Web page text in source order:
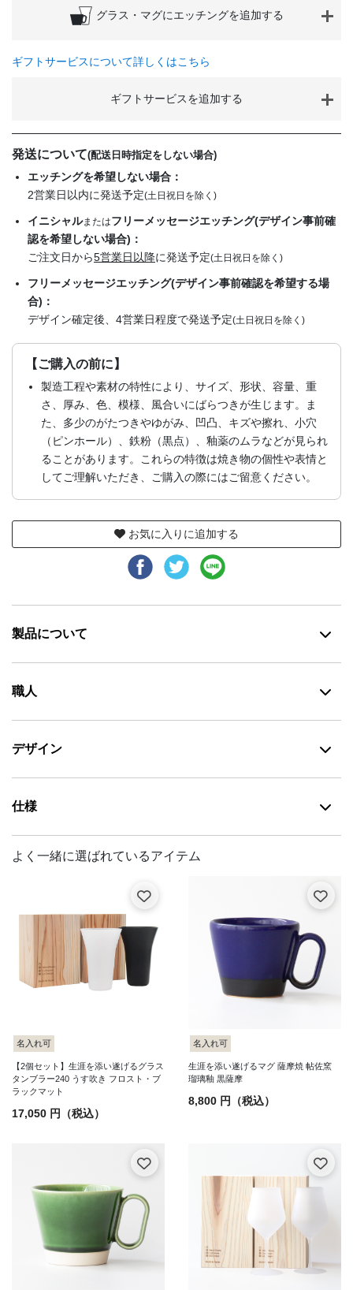
発送について(配送日時指定をしない場合)
エッチングを希望しない場合：
2営業日以内に発送予定(土日祝日を除く)
イニシャルまたはフリーメッセージエッチング(デザイン事前確
認を希望しない場合)：
ご注文日から5営業日以降に発送予定(土日祝日を除く)
フリーメッセージエッチング(デザイン事前確認を希望する場
合)：
デザイン確定後、4営業日程度で発送予定(土日祝日を除く)
グラス・マグにエッチングを追加する
ギフトサービスについて詳しくはこちら
ギフトサービスを追加する
【ご購入の前に】
製造工程や素材の特性により、サイズ、形状、容量、重
さ、厚み、色、模様、風合いにばらつきが生じます。ま
た、多少のがたつきやゆがみ、凹凸、キズや擦れ、小穴
（ピンホール）、鉄粉（黒点）、釉薬のムラなどが見られ
ることがあります。これらの特徴は焼き物の個性や表情と
してご理解いただき、ご購入の際にはご留意ください。
お気に入りに追加する
製品について
職人
デザイン
仕様
名入れ可
【2個セット】生涯を添い遂げるグラス
タンブラー240 うす吹き フロスト・ブ
ラックマット
17,050 円（税込）
名入れ可
生涯を添い遂げるマグ 薩摩焼 帖佐窯
瑠璃釉 黒薩摩
8,800 円（税込）